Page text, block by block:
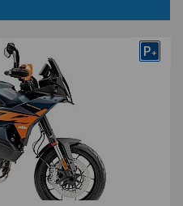
P+